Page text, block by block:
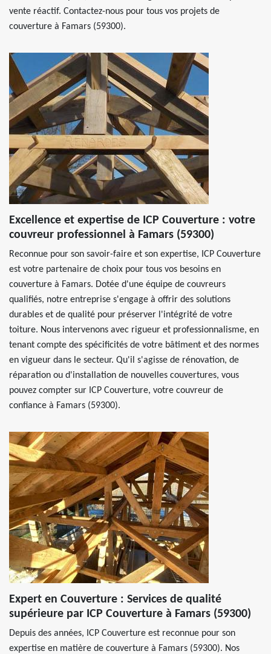
vente réactif. Contactez-nous pour tous vos projets de
couverture à Famars (59300).
Excellence et expertise de ICP Couverture : votre
couvreur professionnel à Famars (59300)
Reconnue pour son savoir-faire et son expertise, ICP Couverture
est votre partenaire de choix pour tous vos besoins en
couverture à Famars. Dotée d'une équipe de couvreurs
qualifiés, notre entreprise s'engage à offrir des solutions
durables et de qualité pour préserver l'intégrité de votre
toiture. Nous intervenons avec rigueur et professionnalisme, en
tenant compte des spécificités de votre bâtiment et des normes
en vigueur dans le secteur. Qu'il s'agisse de rénovation, de
réparation ou d'installation de nouvelles couvertures, vous
pouvez compter sur ICP Couverture, votre couvreur de
confiance à Famars (59300).
Expert en Couverture : Services de qualité
supérieure par ICP Couverture à Famars (59300)
Depuis des années, ICP Couverture est reconnue pour son
expertise en matière de couverture à Famars (59300). Nos